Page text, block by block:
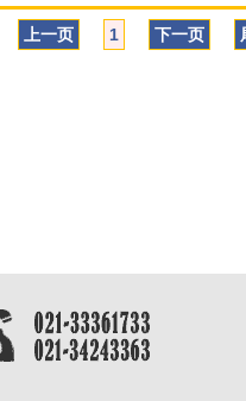
上一页 1 下一页